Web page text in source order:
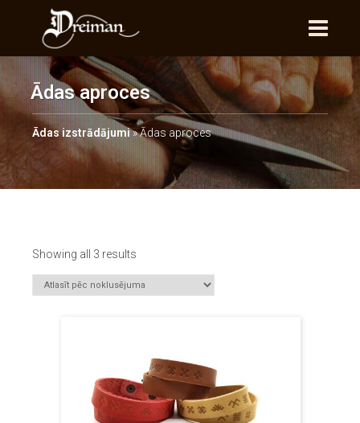
Ādas aproces
Ādas izstrādājumi»Ādas aproces
Showing all 3 results